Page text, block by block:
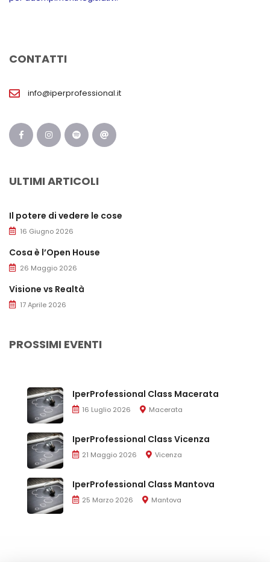
CONTATTI
info@iperprofessional.it
ULTIMI ARTICOLI
Il potere di vedere le cose
16 Giugno 2026
Cosa è l’Open House
26 Maggio 2026
Visione vs Realtà
17 Aprile 2026
PROSSIMI EVENTI
IperProfessional Class Macerata
16 Luglio 2026 Macerata
IperProfessional Class Vicenza
21 Maggio 2026 Vicenza
IperProfessional Class Mantova
25 Marzo 2026 Mantova